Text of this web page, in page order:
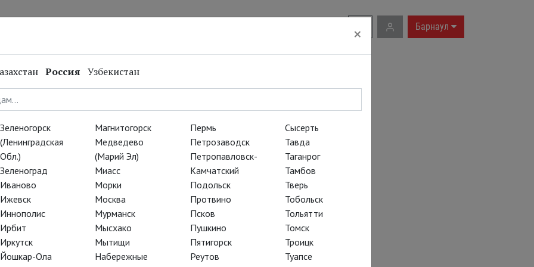
Барнаул
мы показали в 2012 году.
много раз
чтобы все
спектакль с Бенедиктом
ролях.
Дэнни Бойла
×
Россия Узбекистан
Зеленогорск
(Ленинградская
Обл.)
Зеленоград
Иваново
Ижевск
Иннополис
Ирбит
Иркутск
Йошкар-Ола
Магнитогорск
Медведево
(Марий Эл)
Миасс
Морки
Москва
Мурманск
Мысхако
Мытищи
Набережные
Пермь
Петрозаводск
Петропавловск-
Камчатский
Подольск
Протвино
Псков
Пушкино
Пятигорск
Реутов
Сысерть
Тавда
Таганрог
Тамбов
Тверь
Тобольск
Тольятти
Томск
Троицк
Туапсе